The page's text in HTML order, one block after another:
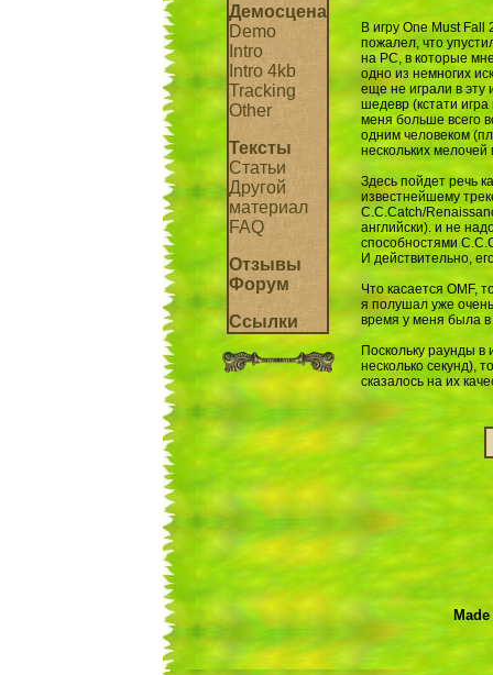
Демосцена
Demo
Intro
Intro 4kb
Tracking
Other
Тексты
Статьи
Другой
материал
FAQ
Отзывы
Форум
Ссылки
В игру One Must
пожалел, что
на PC, в которые
одно из немногих
еще не играли в эту
шедевр (кстати
меня больше всего
одним человеком
нескольких мелочей
Здесь пойдет речь
известнейшему
C.C.Catch/
английски). и не
способностями
И действительно,
Что касается OMF,
я полушал уже
время у меня была
Поскольку раунды в
несколько секунд),
сказалось на их